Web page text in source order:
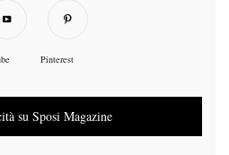
Pinterest
su Sposi Magazine